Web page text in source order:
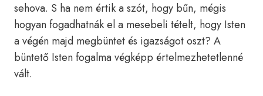
sehova. S ha nem értik a szót, hogy bűn, mégis
hogyan fogadhatnák el a mesebeli tételt, hogy Isten
a végén majd megbüntet és igazságot oszt? A
büntető Isten fogalma végképp értelmezhetetlenné
vált.